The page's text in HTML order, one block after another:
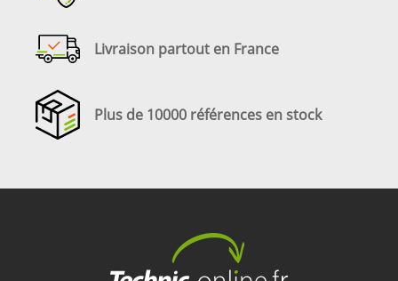
Livraison partout en France
Plus de 10000 références en stock